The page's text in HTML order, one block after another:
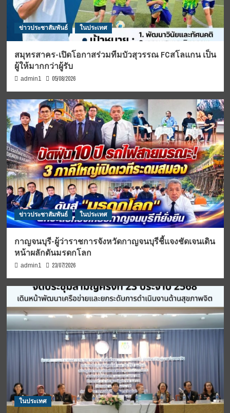
ข่าวประชาสัมพันธ์ ในประเทศ
สมุทรสาคร-เปิดโอกาสร่วมทีมบัวสุวรรณ FCสโลแกน เป็น
ผู้ให้มากกว่าผู้รับ
admin1 05/08/2026
ข่าวประชาสัมพันธ์ ในประเทศ
กาญจนบุรี-ผู้ว่าราชการจังหวัดกาญจนบุรีชี้แจงชัดเจนเดิน
หน้าผลักดันมรดกโลก
admin1 23/07/2026
ในประเทศ